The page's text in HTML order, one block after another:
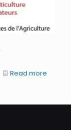
Read more